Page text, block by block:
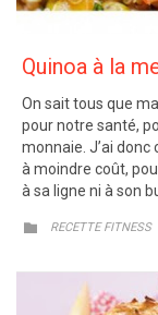
Quinoa à la
On sait tous que
pour notre santé,
monnaie. J’ai
à moindre coût,
à sa ligne ni à son
 CATEGORY
RECETTE FITNESS